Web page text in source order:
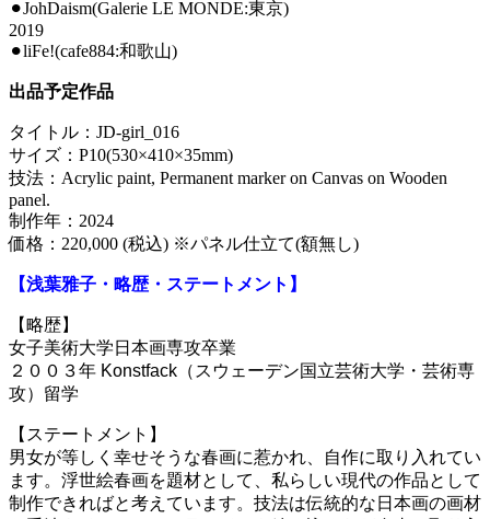
⚫︎JohDaism(Galerie LE MONDE:東京)
2019
⚫︎liFe!(cafe884:和歌山)
出品予定作品
タイトル：JD-girl_016
サイズ：P10(530×410×35mm)
技法：Acrylic paint, Permanent marker on Canvas on Wooden
panel.
制作年：2024
価格：220,000 (税込) ※パネル仕立て(額無し)
【浅葉雅子・略歴・ステートメント】
【略歴】
女子美術大学日本画専攻卒業
２００３年 Konstfack （スウェーデン国立芸術大学・芸術専
攻）留学
【ステートメント】
男女が等しく幸せそうな春画に惹かれ、自作に取り入れてい
ます。浮世絵春画を題材として、私らしい現代の作品として
制作できればと考えています。 技法は伝統的な日本画の画材